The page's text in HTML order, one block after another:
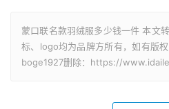
蒙口联名款羽绒服多少钱一件 本文
标、logo均为品牌方所有，如有版
boge1927删除：https://